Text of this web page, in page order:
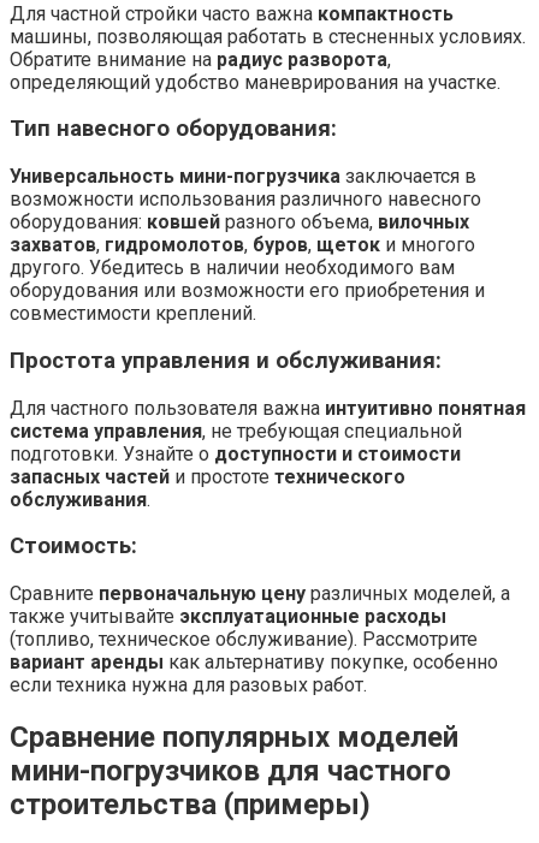
Для частной стройки часто важна компактность
машины, позволяющая работать в стесненных условиях.
Обратите внимание на радиус разворота,
определяющий удобство маневрирования на участке.
Тип навесного оборудования:
Универсальность мини-погрузчика заключается в
возможности использования различного навесного
оборудования: ковшей разного объема, вилочных
захватов, гидромолотов, буров, щеток и многого
другого. Убедитесь в наличии необходимого вам
оборудования или возможности его приобретения и
совместимости креплений.
Простота управления и обслуживания:
Для частного пользователя важна интуитивно понятная
система управления, не требующая специальной
подготовки. Узнайте о доступности и стоимости
запасных частей и простоте технического
обслуживания.
Стоимость:
Сравните первоначальную цену различных моделей, а
также учитывайте эксплуатационные расходы
(топливо, техническое обслуживание). Рассмотрите
вариант аренды как альтернативу покупке, особенно
если техника нужна для разовых работ.
Сравнение популярных моделей
мини-погрузчиков для частного
строительства (примеры)